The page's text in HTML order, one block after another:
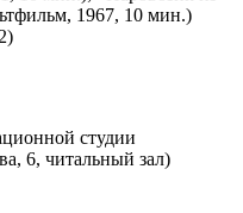
1967, 10 мин.)
студии
6, читальный зал)